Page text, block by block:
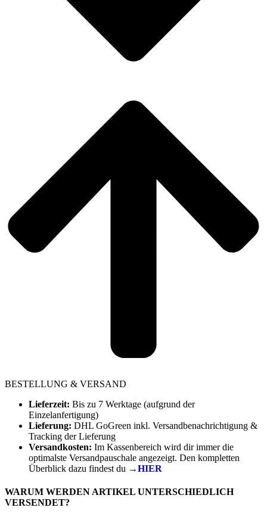
BESTELLUNG & VERSAND
Lieferzeit: Bis zu 7 Werktage (aufgrund der
Einzelanfertigung)
Lieferung: DHL GoGreen inkl. Versandbenachrichtigung &
Tracking der Lieferung
Versandkosten: Im Kassenbereich wird dir immer die
optimalste Versandpauschale angezeigt. Den kompletten
Überblick dazu findest du →HIER
WARUM WERDEN ARTIKEL UNTERSCHIEDLICH
VERSENDET?